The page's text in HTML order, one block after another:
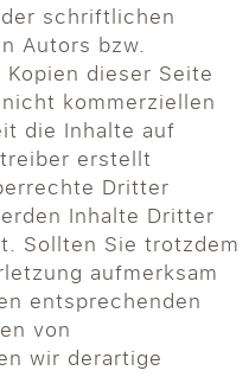
schriftlichen
Autors bzw.
dieser Seite
kommerziellen
die Inhalte auf
erstellt
Dritter
Inhalte Dritter
Sollten Sie trotzdem
aufmerksam
entsprechenden
von
wir derartige